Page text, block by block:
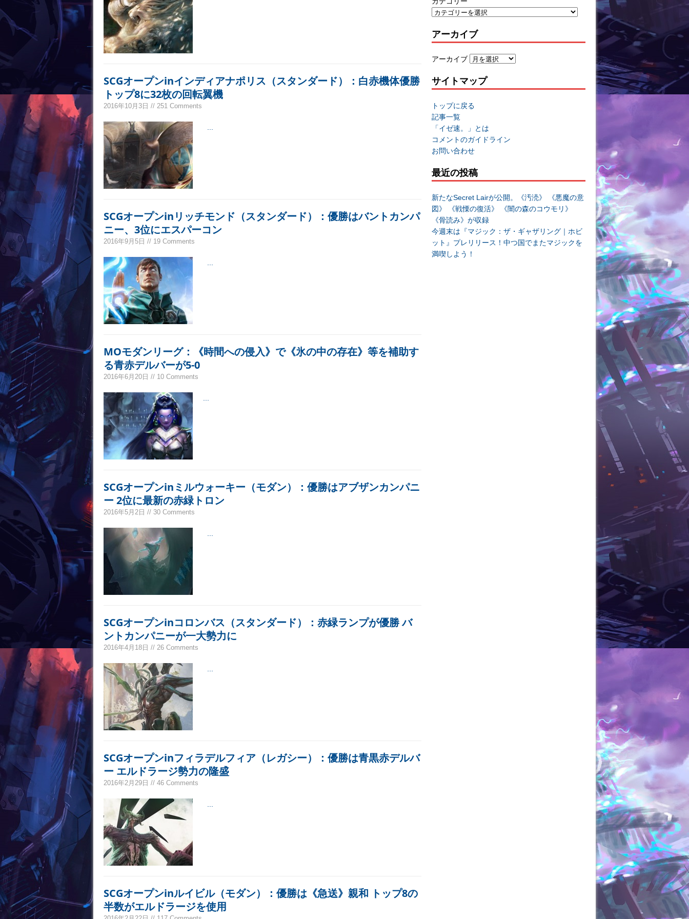
SCGオープンinインディアナポリス（スタンダード）：白赤機体優勝
トップ8に32枚の回転翼機
2016年10月3日 // 251 Comments
SCGオープンinリッチモンド（スタンダード）：優勝はバントカンパ
ニー、3位にエスパーコン
2016年9月5日 // 19 Comments
MOモダンリーグ：《時間への侵入》で《氷の中の存在》等を補助す
る青赤デルバーが5-0
2016年6月20日 // 10 Comments
SCGオープンinミルウォーキー（モダン）：優勝はアブザンカンパニ
ー 2位に最新の赤緑トロン
2016年5月2日 // 30 Comments
SCGオープンinコロンバス（スタンダード）：赤緑ランプが優勝 バ
ントカンパニーが一大勢力に
2016年4月18日 // 26 Comments
SCGオープンinフィラデルフィア（レガシー）：優勝は青黒赤デルバ
ー エルドラージ勢力の隆盛
2016年2月29日 // 46 Comments
SCGオープンinルイビル（モダン）：優勝は《急送》親和 トップ8の
半数がエルドラージを使用
アーカイブ
アーカイブ
サイトマップ
トップに戻る
記事一覧
「イゼ速。」とは
コメントのガイドライン
お問い合わせ
最近の投稿
新たなSecret Lairが公開。《汚涜》 《悪魔の意
図》 《戦慄の復活》 《闇の森のコウモリ》
《骨読み》が収録
今週末は『マジック：ザ・ギャザリング｜ホビ
ット』プレリリース！中つ国でまたマジックを
満喫しよう！